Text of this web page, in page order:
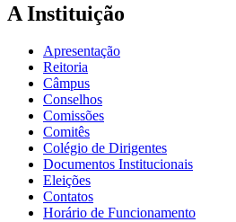
A Instituição
Apresentação
Reitoria
Câmpus
Conselhos
Comissões
Comitês
Colégio de Dirigentes
Documentos Institucionais
Eleições
Contatos
Horário de Funcionamento